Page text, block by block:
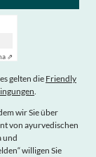
⇗
gelten die Friendly
.
wir Sie über
von ayurvedischen
und
willigen Sie